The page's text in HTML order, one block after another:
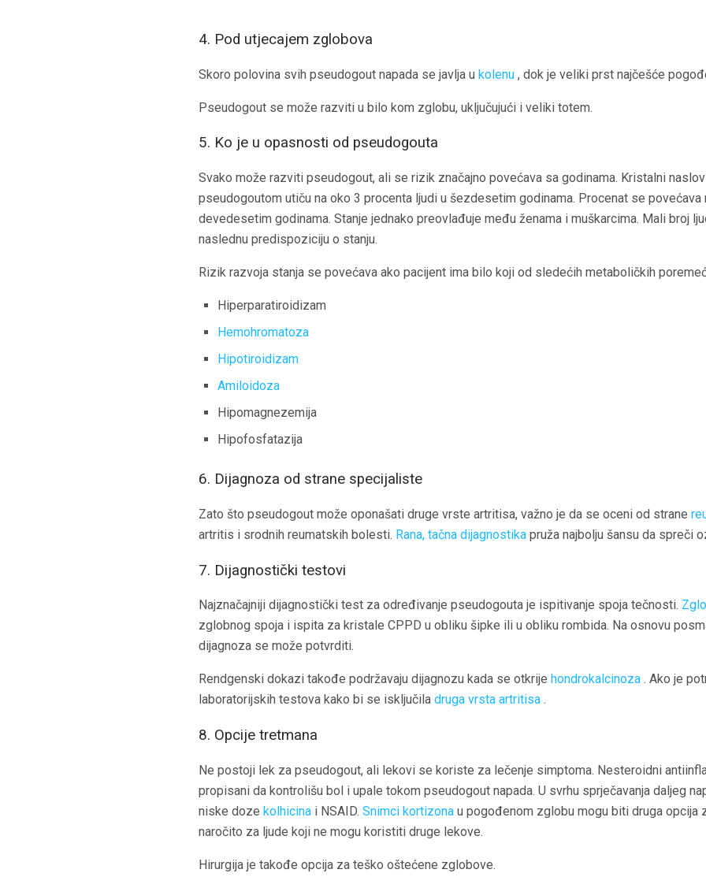
4. Pod utjecajem zglobova
Skoro polovina svih pseudogout napada se javlja u kolenu , dok je veliki prst najčešće
Pseudogout se može razviti u bilo kom zglobu, uključujući i veliki totem.
5. Ko je u opasnosti od pseudogouta
Svako može razviti pseudogout, ali se rizik značajno povećava sa godinama. Kristalni
pseudogoutom utiču na oko 3 procenta ljudi u šezdesetim godinama. Procenat se povećava
devedesetim godinama. Stanje jednako preovlađuje među ženama i muškarcima. Mali broj
naslednu predispoziciju o stanju.
Rizik razvoja stanja se povećava ako pacijent ima bilo koji od sledećih metaboličkih
Hiperparatiroidizam
Hemohromatoza
Hipotiroidizam
Amiloidoza
Hipomagnezemija
Hipofosfatazija
6. Dijagnoza od strane specijaliste
Zato što pseudogout može oponašati druge vrste artritisa, važno je da se oceni od strane
artritis i srodnih reumatskih bolesti. Rana, tačna dijagnostika pruža najbolju šansu da spreči
7. Dijagnostički testovi
Najznačajniji dijagnostički test za određivanje pseudogouta je ispitivanje spoja tečnosti.
zglobnog spoja i ispita za kristale CPPD u obliku šipke ili u obliku rombida. Na osnovu
dijagnoza se može potvrditi.
Rendgenski dokazi takođe podržavaju dijagnozu kada se otkrije hondrokalcinoza . Ako je
laboratorijskih testova kako bi se isključila druga vrsta artritisa .
8. Opcije tretmana
Ne postoji lek za pseudogout, ali lekovi se koriste za lečenje simptoma. Nesteroidni
propisani da kontrolišu bol i upale tokom pseudogout napada. U svrhu sprječavanja daljeg
niske doze kolhicina i NSAID. Snimci kortizona u pogođenom zglobu mogu biti druga opcija
naročito za ljude koji ne mogu koristiti druge lekove.
Hirurgija je takođe opcija za teško oštećene zglobove.